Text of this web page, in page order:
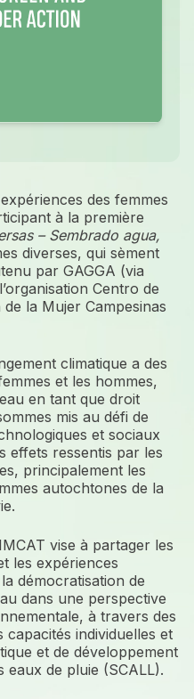
des femmes
à la première
– Sembrado agua,
diverses, qui sèment
par GAGGA (via
Centro de
la Mujer Campesinas
climatique a des
et les hommes,
en tant que droit
mis au défi de
et sociaux
effets ressentis par les
principalement les
autochtones de la
vise à partager les
les expériences
démocratisation de
dans une perspective
à travers des
individuelles et
et de développement
eaux de pluie (SCALL).